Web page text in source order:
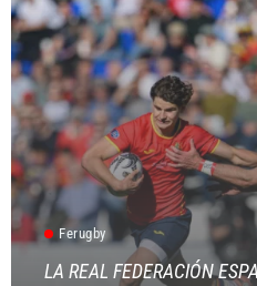
Ferugby
LA REAL FEDERACIÓN